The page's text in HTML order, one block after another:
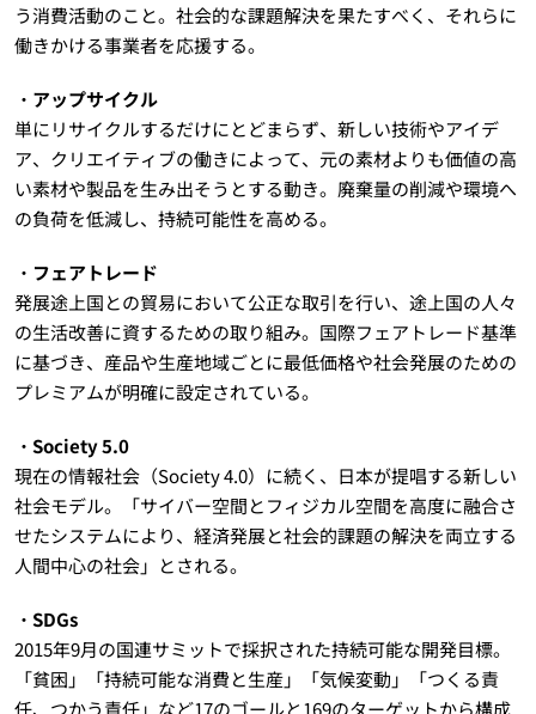
う消費活動のこと。社会的な課題解決を果たすべく、それらに
働きかける事業者を応援する。
・アップサイクル
単にリサイクルするだけにとどまらず、新しい技術やアイデ
ア、クリエイティブの働きによって、元の素材よりも価値の高
い素材や製品を生み出そうとする動き。廃棄量の削減や環境へ
の負荷を低減し、持続可能性を高める。
・フェアトレード
発展途上国との貿易において公正な取引を行い、途上国の人々
の生活改善に資するための取り組み。国際フェアトレード基準
に基づき、産品や生産地域ごとに最低価格や社会発展のための
プレミアムが明確に設定されている。
・Society 5.0
現在の情報社会（Society 4.0）に続く、日本が提唱する新しい
社会モデル。「サイバー空間とフィジカル空間を高度に融合さ
せたシステムにより、経済発展と社会的課題の解決を両立する
人間中心の社会」とされる。
・SDGs
2015年9月の国連サミットで採択された持続可能な開発目標。
「貧困」「持続可能な消費と生産」「気候変動」「つくる責
任、つかう責任」など17のゴールと169のターゲットから構成